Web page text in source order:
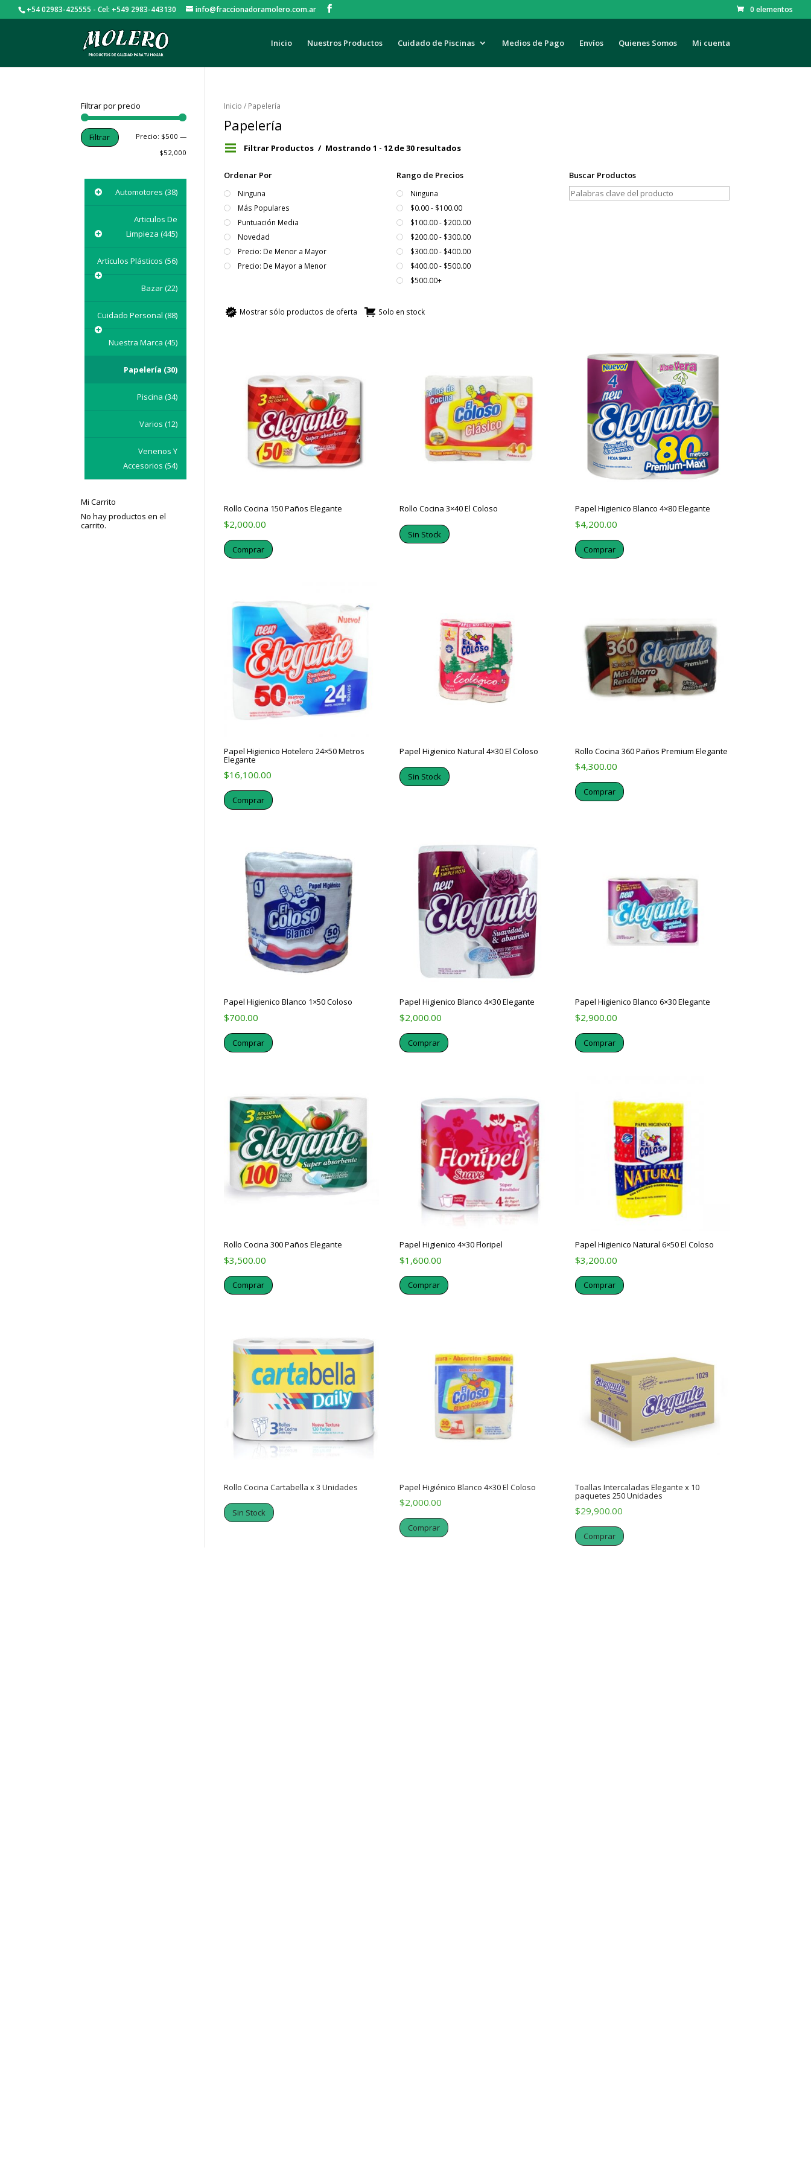
+54 02983-425555 - Cel: +549 2983-443130 info@fraccionadoramolero.com.ar 0 elementos
Inicio Nuestros Productos Cuidado de Piscinas Medios de Pago Envíos Quienes Somos Mi cuenta
Inicio / Papelería
Papelería
Filtrar Productos Mostrando 1 - 12 de 30 resultados
Ordenar Por
Ninguna
Más Populares
Puntuación Media
Novedad
Precio: De Menor a Mayor
Precio: De Mayor a Menor
Rango de Precios
Ninguna
$0.00 - $100.00
$100.00 - $200.00
$200.00 - $300.00
$300.00 - $400.00
$400.00 - $500.00
$500.00+
Buscar Productos
Mostrar sólo productos de oferta Solo en stock
Rollo Cocina 150 Paños Elegante
$2,000.00
Comprar
Rollo Cocina 3×40 El Coloso
Sin Stock
Papel Higienico Blanco 4×80 Elegante
$4,200.00
Comprar
Papel Higienico Hotelero 24×50 Metros
Elegante
$16,100.00
Comprar
Papel Higienico Natural 4×30 El Coloso
Sin Stock
Rollo Cocina 360 Paños Premium Elegante
$4,300.00
Comprar
Papel Higienico Blanco 1×50 Coloso
$700.00
Comprar
Papel Higienico Blanco 4×30 Elegante
$2,000.00
Comprar
Papel Higienico Blanco 6×30 Elegante
$2,900.00
Comprar
Rollo Cocina 300 Paños Elegante
$3,500.00
Comprar
Papel Higienico 4×30 Floripel
$1,600.00
Comprar
Papel Higienico Natural 6×50 El Coloso
$3,200.00
Comprar
Rollo Cocina Cartabella x 3 Unidades
Sin Stock
Papel Higiénico Blanco 4×30 El Coloso
$2,000.00
Comprar
Toallas Intercaladas Elegante x 10
paquetes 250 Unidades
$29,900.00
Comprar
Filtrar por precio
Filtrar Precio: $500 —
$52,000
Automotores (38)
Articulos De
Limpieza (445)
Artículos Plásticos (56)
Bazar(22)
Cuidado Personal (88)
Nuestra Marca (45)
Papelería (30)
Piscina (34)
Varios (12)
Venenos Y
Accesorios (54)
Mi Carrito
No hay productos en el
carrito.